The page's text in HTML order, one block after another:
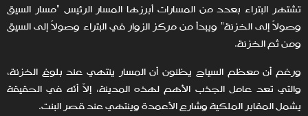
تشتهر البتراء بعدد من المسارات أبرزها المسار الرئيس "مسار السيق
وصولاً إلى الخزنة" ويبدأ من مركز الزوار في البتراء وصولاً إلى السيق
ومن ثم الخزنة.
ورغم أن معظم السياح يظنون أن المسار ينتهي عند بلوغ الخزنة،
والتي تعد عامل الجذب الأهم لهذه المدينة، إلاّ أنّه في الحقيقة
يشمل المقابر الملكية وشارع الأعمدة وينتهي عند قصر البنت.